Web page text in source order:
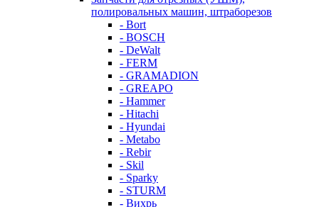
полировальных машин, штраборезов
- Bort
- BOSCH
- DeWalt
- FERM
- GRAMADION
- GREAPO
- Hammer
- Hitachi
- Hyundai
- Metabo
- Rebir
- Skil
- Sparky
- STURM
- Вихрь